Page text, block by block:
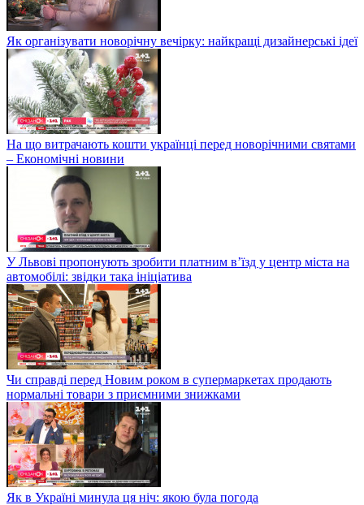
Як організувати новорічну вечірку: найкращі дизайнерські ідеї
На що витрачають кошти українці перед новорічними святами
– Економічні новини
У Львові пропонують зробити платним в’їзд у центр міста на
автомобілі: звідки така ініціатива
Чи справді перед Новим роком в супермаркетах продають
нормальні товари з приємними знижками
Як в Україні минула ця ніч: якою була погода